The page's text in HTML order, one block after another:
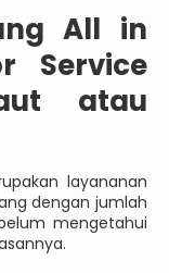
All in
Service
atau
layananan
dengan jumlah
mengetahui